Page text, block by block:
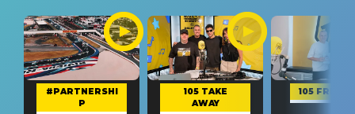
#PARTNERSHI
P
105 TAKE
AWAY
105